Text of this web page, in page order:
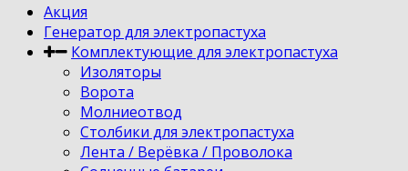
Акция
Генератор для электропастуха
Комплектующие для электропастуха
Изоляторы
Ворота
Молниеотвод
Столбики для электропастуха
Лента / Верёвка / Проволока